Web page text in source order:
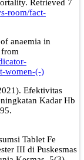
Retrieved 7
room/fact-
anaemia in
women-(-)
Efektivitas
Kadar Hb
Tablet Fe
III di Puskesmas